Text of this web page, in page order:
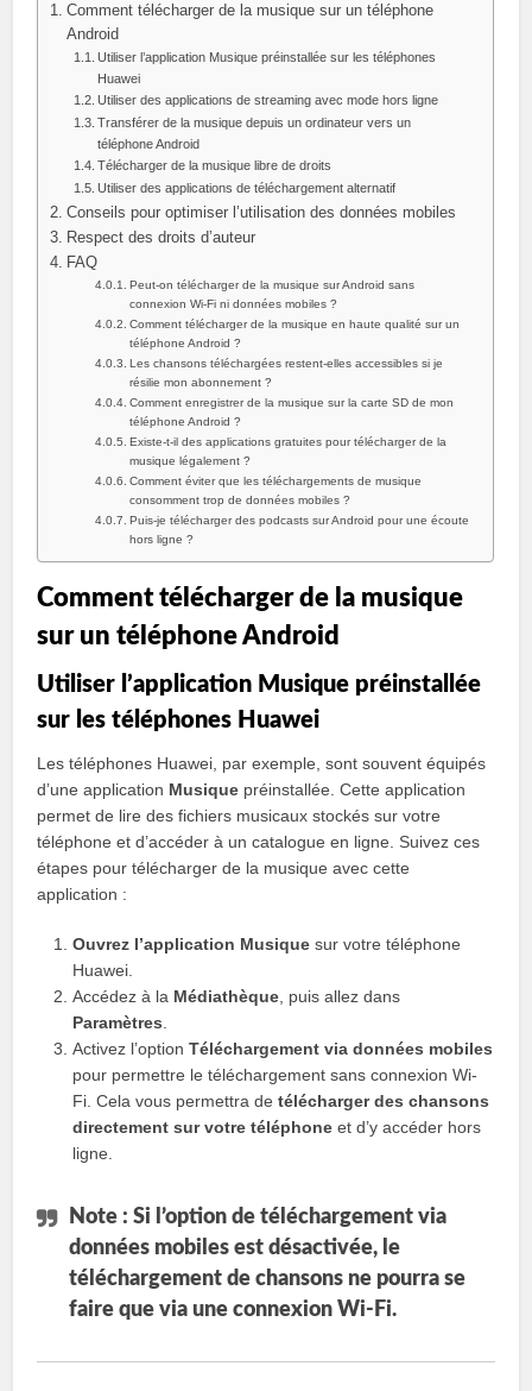
Comment télécharger de la musique sur un téléphone
Android
Utiliser l’application Musique préinstallée sur les téléphones
Huawei
Utiliser des applications de streaming avec mode hors ligne
Transférer de la musique depuis un ordinateur vers un
téléphone Android
Télécharger de la musique libre de droits
Utiliser des applications de téléchargement alternatif
Conseils pour optimiser l’utilisation des données mobiles
Respect des droits d’auteur
FAQ
Peut-on télécharger de la musique sur Android sans
connexion Wi-Fi ni données mobiles ?
Comment télécharger de la musique en haute qualité sur un
téléphone Android ?
Les chansons téléchargées restent-elles accessibles si je
résilie mon abonnement ?
Comment enregistrer de la musique sur la carte SD de mon
téléphone Android ?
Existe-t-il des applications gratuites pour télécharger de la
musique légalement ?
Comment éviter que les téléchargements de musique
consomment trop de données mobiles ?
Puis-je télécharger des podcasts sur Android pour une écoute
hors ligne ?
Comment télécharger de la musique
sur un téléphone Android
Utiliser l’application Musique préinstallée
sur les téléphones Huawei
Les téléphones Huawei, par exemple, sont souvent équipés
d’une application Musique préinstallée. Cette application
permet de lire des fichiers musicaux stockés sur votre
téléphone et d’accéder à un catalogue en ligne. Suivez ces
étapes pour télécharger de la musique avec cette
application :
Ouvrez l’application Musique sur votre téléphone
Huawei.
Accédez à la Médiathèque , puis allez dans
Paramètres
Activez l’optionTéléchargement via données mobiles
pour permettre le téléchargement sans connexion Wi-
Fi. Cela vous permettra detélécharger des chansons
directement sur votre téléphone et d’y accéder hors
ligne.
Note : Si l’option de téléchargement via
données mobiles est désactivée, le
téléchargement de chansons ne pourra se
faire que via une connexion Wi-Fi.